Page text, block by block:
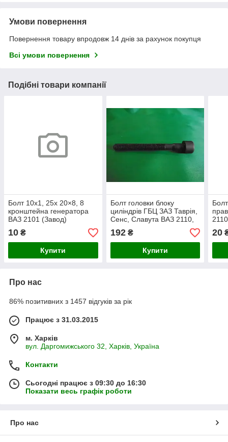
Умови повернення
Повернення товару впродовж 14 днів за рахунок покупця
Всі умови повернення
Подібні товари компанії
Болт 10х1, 25х 20×8, 8
кронштейна генератора
ВАЗ 2101 (Завод)
10 ₴
Купити
Болт головки блоку
циліндрів ГБЦ ЗАЗ Таврія,
Сенс, Славута ВАЗ 2110,
(10х1,25х98*10,9)
192₴
Купити
20
Про нас
86% позитивних з 1457 відгуків за рік
Працює з 31.03.2015
м. Харків
вул. Даргомижського 32, Харків, Україна
Контакти
Сьогодні працює з 09:30 до 16:30
Показати весь графік роботи
Про нас